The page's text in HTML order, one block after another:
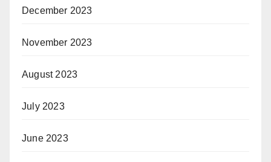
December 2023
November 2023
August 2023
July 2023
June 2023